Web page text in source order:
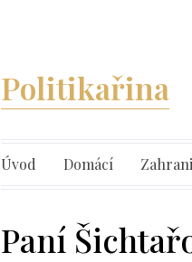
Politikařina
Úvod Domácí
Paní